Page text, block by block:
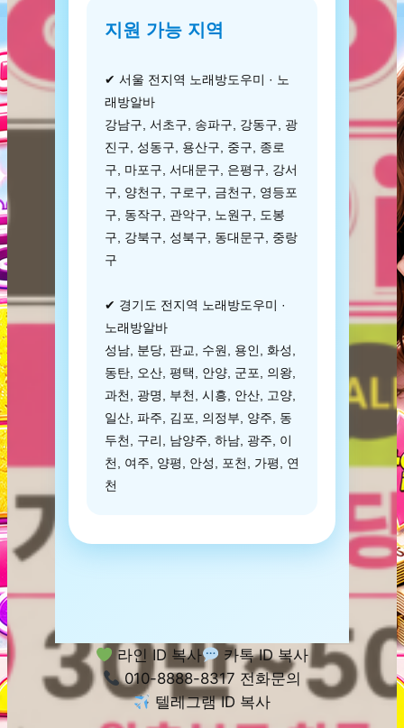
지원 가능 지역
✔ 서울 전지역 노래방도우미 · 노
래방알바
강남구, 서초구, 송파구, 강동구, 광
진구, 성동구, 용산구, 중구, 종로
구, 마포구, 서대문구, 은평구, 강서
구, 양천구, 구로구, 금천구, 영등포
구, 동작구, 관악구, 노원구, 도봉
구, 강북구, 성북구, 동대문구, 중랑
구
✔ 경기도 전지역 노래방도우미 ·
노래방알바
성남, 분당, 판교, 수원, 용인, 화성,
동탄, 오산, 평택, 안양, 군포, 의왕,
과천, 광명, 부천, 시흥, 안산, 고양,
일산, 파주, 김포, 의정부, 양주, 동
두천, 구리, 남양주, 하남, 광주, 이
천, 여주, 양평, 안성, 포천, 가평, 연
천
라인 ID 복사
카톡 ID 복사
010-8888-8317 전화문의
텔레그램 ID 복사